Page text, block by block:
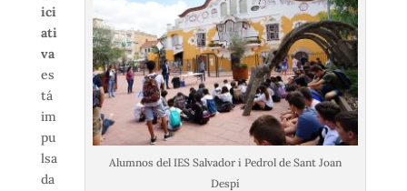
Alumnos del IES Salvador i Pedrol de Sant Joan
Despí
ici
ati
va
es
tá
im
pu
lsa
da